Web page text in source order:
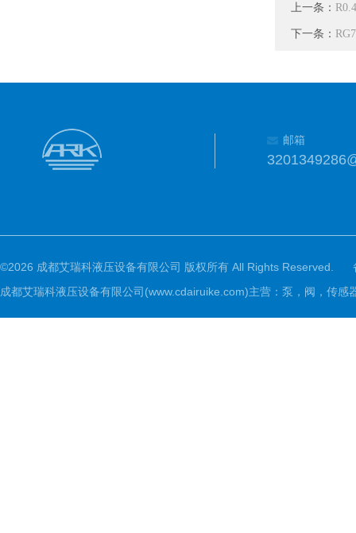
上一条：
下一条：
邮箱
©2026 成都艾瑞科液压设备有限公司 版权所有 All Rights Reserved.
成都艾瑞科液压设备有限公司(www.cdairuike.com)主营：泵，阀，传